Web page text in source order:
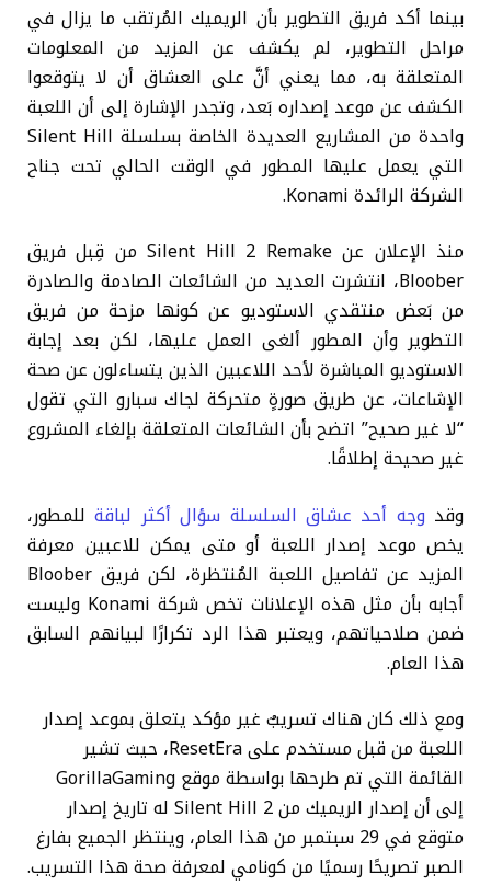
بينما أكد فريق التطوير بأن الريميك المُرتقب ما يزال في
مراحل التطوير، لم يكشف عن المزيد من المعلومات
المتعلقة به، مما يعني أنَّ على العشاق أن لا يتوقعوا
الكشف عن موعد إصداره بَعد، وتجدر الإشارة إلى أن اللعبة
واحدة من المشاريع العديدة الخاصة بسلسلة Silent Hill
التي يعمل عليها المطور في الوقت الحالي تحت جناح
الشركة الرائدة Konami.
منذ الإعلان عن Silent Hill 2 Remake من قِبل فريق
Bloober، انتشرت العديد من الشائعات الصادمة والصادرة
من بَعض منتقدي الاستوديو عن كونها مزحة من فريق
التطوير وأن المطور ألغى العمل عليها، لكن بعد إجابة
الاستوديو المباشرة لأحد اللاعبين الذين يتساءلون عن صحة
الإشاعات، عن طريق صورةٍ متحركة لجاك سبارو التي تقول
“لا غير صحيح” اتضح بأن الشائعات المتعلقة بإلغاء المشروع
غير صحيحة إطلاقًا.
وقد وجه أحد عشاق السلسلة سؤال أكثر لباقةللمطور،
يخص موعد إصدار اللعبة أو متى يمكن للاعبين معرفة
المزيد عن تفاصيل اللعبة المُنتظرة، لكن فريق Bloober
أجابه بأن مثل هذه الإعلانات تخص شركة Konami وليست
ضمن صلاحياتهم، ويعتبر هذا الرد تكرارًا لبيانهم السابق
هذا العام.
ومع ذلك كان هناك تسريبٌ غير مؤكد يتعلق بموعد إصدار
اللعبة من قبل مستخدم على ResetEra، حيث تشير
القائمة التي تم طرحها بواسطة موقع GorillaGaming
إلى أن إصدار الريميك من Silent Hill 2 له تاريخ إصدار
متوقع في 29 سبتمبر من هذا العام، وينتظر الجميع بفارغ
الصبر تصريحًا رسميًا من كونامي لمعرفة صحة هذا التسريب.